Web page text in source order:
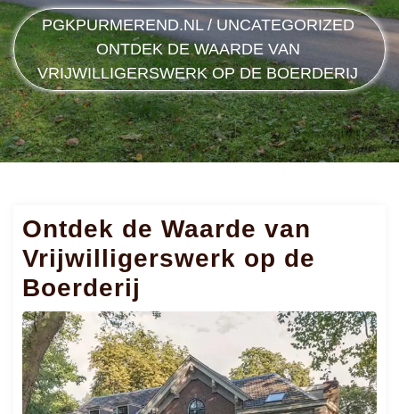
PGKPURMEREND.NL / UNCATEGORIZED
ONTDEK DE WAARDE VAN
VRIJWILLIGERSWERK OP DE BOERDERIJ
Ontdek de Waarde van
Vrijwilligerswerk op de
Boerderij